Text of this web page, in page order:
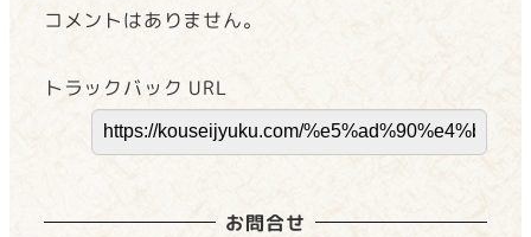
コメントはありません。
トラックバック URL
お問合せ